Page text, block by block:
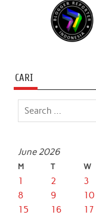
CARI
June 2026
M T W
1 2 3
8
9 10
15
16 17